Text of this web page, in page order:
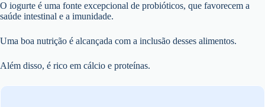
O iogurte é uma fonte excepcional de probióticos, que favorecem a
saúde intestinal e a imunidade.
Uma boa nutrição é alcançada com a inclusão desses alimentos.
Além disso, é rico em cálcio e proteínas.